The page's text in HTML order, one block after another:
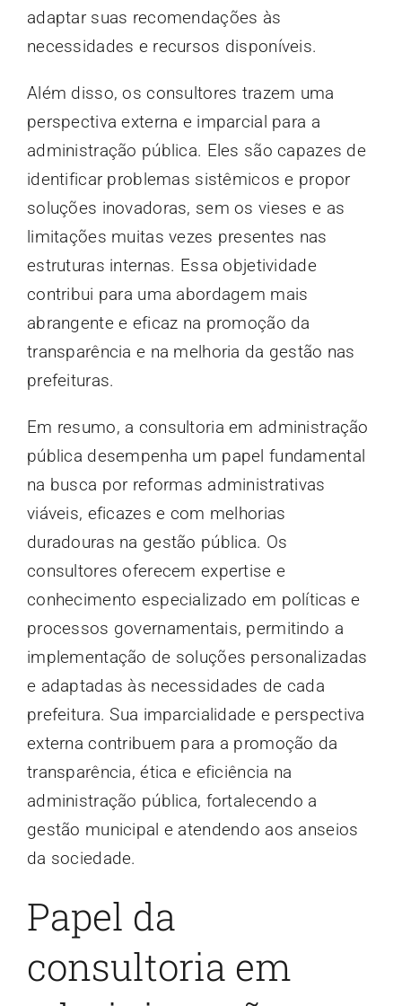
adaptar suas recomendações às
necessidades e recursos disponíveis.
Além disso, os consultores trazem uma
perspectiva externa e imparcial para a
administração pública. Eles são capazes de
identificar problemas sistêmicos e propor
soluções inovadoras, sem os vieses e as
limitações muitas vezes presentes nas
estruturas internas. Essa objetividade
contribui para uma abordagem mais
abrangente e eficaz na promoção da
transparência e na melhoria da gestão nas
prefeituras.
Em resumo, a consultoria em administração
pública desempenha um papel fundamental
na busca por reformas administrativas
viáveis, eficazes e com melhorias
duradouras na gestão pública. Os
consultores oferecem expertise e
conhecimento especializado em políticas e
processos governamentais, permitindo a
implementação de soluções personalizadas
e adaptadas às necessidades de cada
prefeitura. Sua imparcialidade e perspectiva
externa contribuem para a promoção da
transparência, ética e eficiência na
administração pública, fortalecendo a
gestão municipal e atendendo aos anseios
da sociedade.
Papel da
consultoria em